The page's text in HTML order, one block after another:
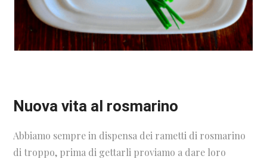
Nuova vita al rosmarino
Abbiamo sempre in dispensa dei rametti di rosmarino
di troppo, prima di gettarli proviamo a dare loro